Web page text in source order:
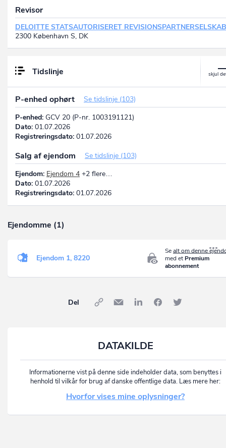
Revisor
DELOITTE STATSAUTORISERET REVISIONSPARTNERSELSKAB
2300 København S, DK
Tidslinje
P-enhed ophørt
Se tidslinje (103)
P-enhed: GCV 20 (P-nr. 1003191121)
Dato: 01.07.2026
Registreringsdato: 01.07.2026
Salg af ejendom
Se tidslinje (103)
Ejendom: Ejendom 4 +2 flere…
Dato: 01.07.2026
Registreringsdato: 01.07.2026
Ejendomme (1)
Sealt om denne
med et Premium
abonnement
Ejendom 1, 8220
Del
DATAKILDE
Informationerne vist på denne side indeholder data, som benyttes i
henhold til vilkår for brug af danske offentlige data. Læs mere her:
Hvorfor vises mine oplysninger?